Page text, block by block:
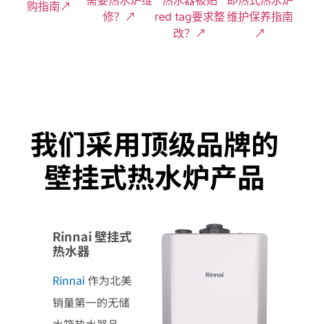
购指南↗
修？↗
red tag要求整
改？↗
维护保养指南
↗
我们采用顶级品牌的
壁挂式热水炉产品
Rinnai 壁挂式
热水器
Rinnai作为北美
销量第一的无储